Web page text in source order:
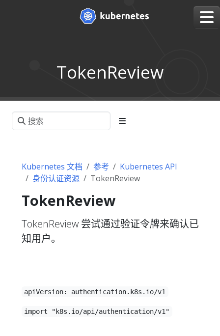
TokenReview
Kubernetes 文档 参考
Kubernetes API
身份认证资源
TokenReview
TokenReview
TokenReview 尝试通过验证令牌来确认已
知用户。
apiVersion: authentication.k8s.io/v1
import "k8s.io/api/authentication/v1"